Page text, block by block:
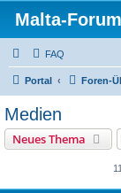
Malta-
FAQ
Portal Foren-
Medien
Neues Thema